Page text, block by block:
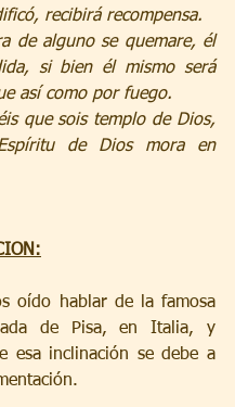
recibirá recompensa.
de alguno se quemare, él
si bien él mismo será
así como por fuego.
que sois templo de Dios,
de Dios mora en
oído hablar de la famosa
de Pisa, en Italia, y
esa inclinación se debe a